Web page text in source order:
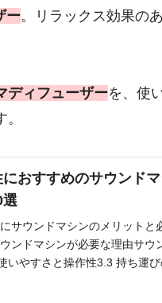
ー。リラックス効果の
ディフューザーを、使
おすすめのサウンド
サウンドマシンのメリット
ンドマシンが必要な理由サ
いやすさと操作性3.3 持ち運